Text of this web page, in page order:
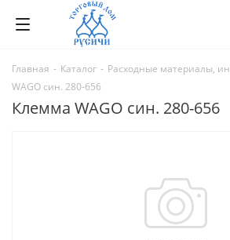
Главная - Каталог - Расходные материалы,
WAGO син. 280-656
Клемма WAGO син. 280-656